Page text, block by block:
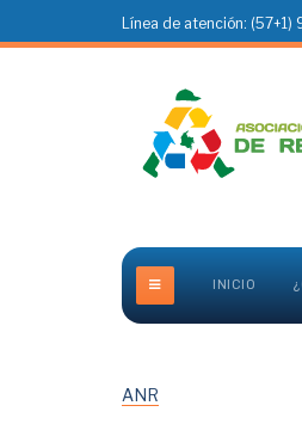
Línea de atención:
INICIO
ANR